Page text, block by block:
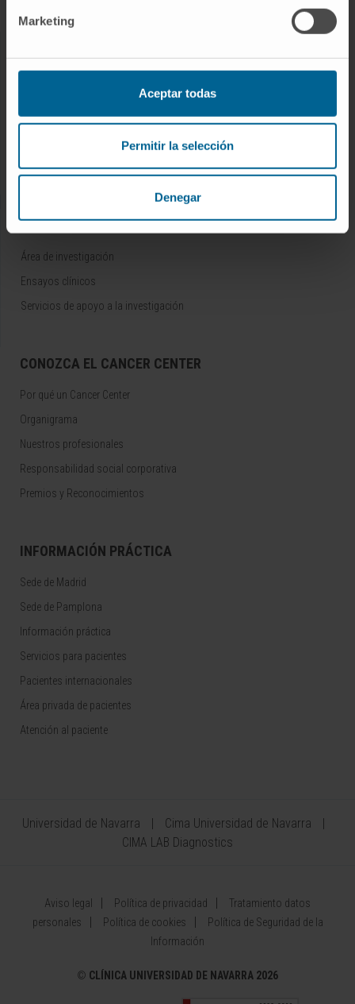
Marketing
Aceptar todas
Permitir la selección
Denegar
AREAS DEL CÁNCER
Servicios Terapeúticos
Servicios Diagnósticos
Servicios de Apoyo Asistencial
INVESTIGACIÓN Y DOCENCIA
Área de investigación
Ensayos clínicos
Servicios de apoyo a la investigación
CONOZCA EL CANCER CENTER
Por qué un Cancer Center
Organigrama
Nuestros profesionales
Responsabilidad social corporativa
Premios y Reconocimientos
INFORMACIÓN PRÁCTICA
Sede de Madrid
Sede de Pamplona
Información práctica
Servicios para pacientes
Pacientes internacionales
Área privada de pacientes
Atención al paciente
Universidad de Navarra
Cima Universidad de Navarra
CIMA LAB Diagnostics
Aviso legal Política de privacidad
Tratamiento datos
personales
Política de cookies
Política de Seguridad de la
Información
© CLÍNICA UNIVERSIDAD DE NAVARRA 2026